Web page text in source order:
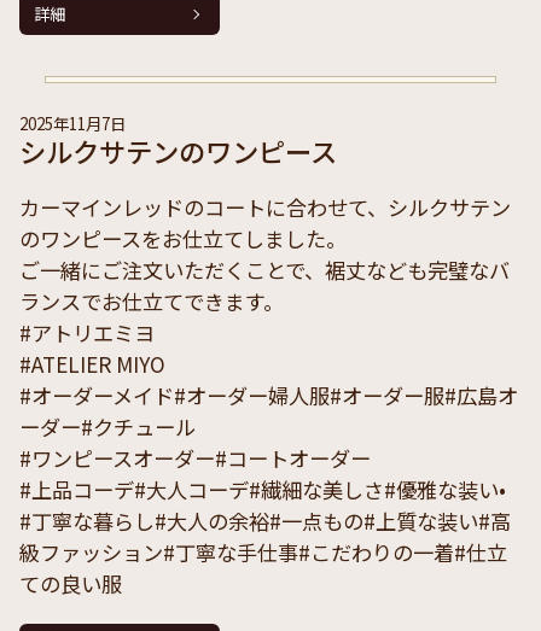
詳細
2025年11月7日
シルクサテンのワンピース
カーマインレッドのコートに合わせて、シルクサテン
のワンピースをお仕立てしました。
ご一緒にご注文いただくことで、裾丈なども完璧なバ
ランスでお仕立てできます。
#アトリエミヨ
#ATELIER MIYO
#オーダーメイド#オーダー婦人服#オーダー服#広島オ
ーダー#クチュール
#ワンピースオーダー#コートオーダー
#上品コーデ#大人コーデ#繊細な美しさ#優雅な装い•
#丁寧な暮らし#大人の余裕#一点もの#上質な装い#高
級ファッション#丁寧な手仕事#こだわりの一着#仕立
ての良い服